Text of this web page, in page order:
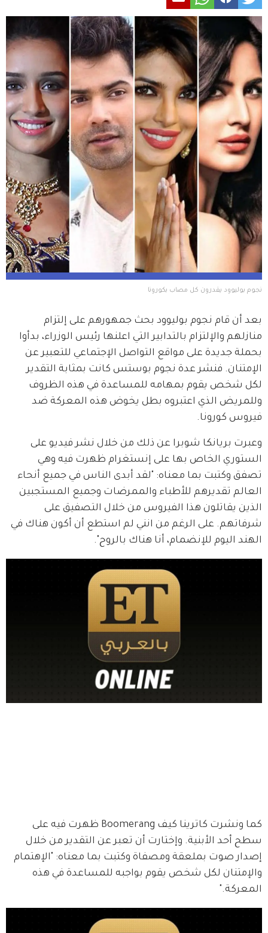
نجوم بوليوود يقدرون كل مصاب بكورونا
بعد أن قام نجوم بوليوود بحث جمهورهم على إلتزام
منازلهم والإلتزام بالتدابير التي اعلنها رئيس الوزراء، بدأوا
بحملة جديدة على مواقع التواصل الإجتماعي للتعبير عن
الإمتنان. فنشر عدة نجوم بوستس كانت بمثابة التقدير
لكل شخص يقوم بمهامه للمساعدة في هذه الظروف
وللمريض الذي اعتبروه بطل يخوض هذه المعركة ضد
فيروس كورونا.
وعبرت بريانكا شوبرا عن ذلك من خلال نشر فيديو على
الستوري الخاص بها على إنستغرام ظهرت فيه وهي
تصفق وكتبت بما معناه: "لقد أبدى الناس في جميع أنحاء
العالم تقديرهم للأطباء والممرضات وجميع المستجبين
الذين يقاتلون هذا الفيروس من خلال التصفيق على
شرفاتهم. على الرغم من انني لم استطع أن أكون هناك في
الهند اليوم للإنضمام، أنا هناك بالروح".
كما ونشرت كاترينا كيف Boomerang ظهرت فيه على
سطح أحد الأبنية. وإختارت أن تعبر عن التقدير من خلال
إصدار صوت بملعقة ومصفاة وكتبت بما معناه: "الإهتمام
والإمتنان لكل شخص يقوم بواجبه للمساعدة في هذه
المعركة."